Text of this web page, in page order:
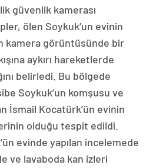
güvenlik kamerası
ölen Soykuk’un evinin
kamera görüntüsünde bir
aykırı hareketlerde
belirledi. Bu bölgede
Soykuk’un komşusu ve
İsmail Kocatürk’ün evinin
olduğu tespit edildi.
evinde yapılan incelemede
ve lavaboda kan izleri